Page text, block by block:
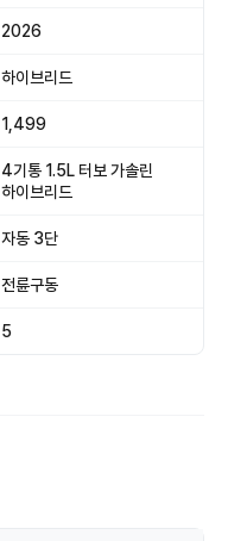
2026
하이브리드
1,499
4기통 1.5L 터보 가솔린
하이브리드
자동 3단
전륜구동
5